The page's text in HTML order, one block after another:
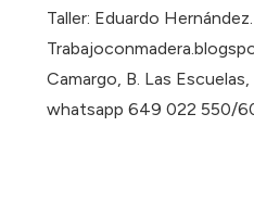
Taller: Eduardo Hernández.
Camargo, B. Las
whatsapp 649 022 550/